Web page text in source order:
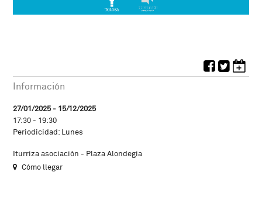
Información
27/01/2025 - 15/12/2025
17:30 - 19:30
Periodicidad: Lunes
Iturriza asociación - Plaza Alondegia
Cómo llegar